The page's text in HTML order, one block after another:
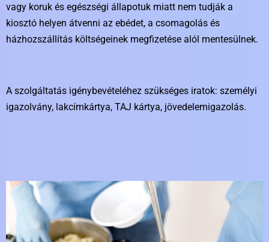
vagy koruk és egészségi állapotuk miatt nem tudják a
kiosztó helyen átvenni az ebédet, a csomagolás és
házhozszállítás költségeinek megfizetése alól mentesülnek.
A szolgáltatás igénybevételéhez szükséges iratok: személyi
igazolvány, lakcímkártya, TAJ kártya, jövedelemigazolás.